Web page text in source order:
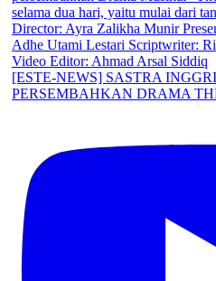
[ESTE-NEWS] SASTRA
PERSEMBAHKAN DRAMA